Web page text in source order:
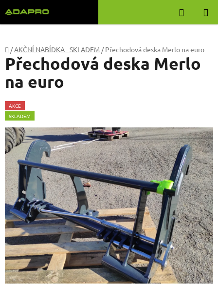
na
obsah
Hledat
Domů
/AKČNÍ NABÍDKA - SKLADEM / Přechodová deska Merlo na euro
Přechodová deska Merlo
na euro
AKCE
SKLADEM